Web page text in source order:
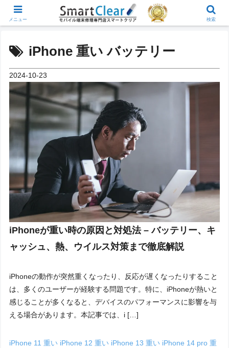
iPhone 重い バッテリー
2024-10-23
iPhoneが重い時の原因と対処法 – バッテリー、キ
ャッシュ、熱、ウイルス対策まで徹底解説
iPhoneの動作が突然重くなったり、反応が遅くなったりすること
は、多くのユーザーが経験する問題です。特に、iPhoneが熱いと
感じることが多くなると、デバイスのパフォーマンスに影響を与
える場合があります。本記事では、i […]
iPhone 11 重い iPhone 12 重い iPhone 13 重い iPhone 14 pro 重
メニュー 検索